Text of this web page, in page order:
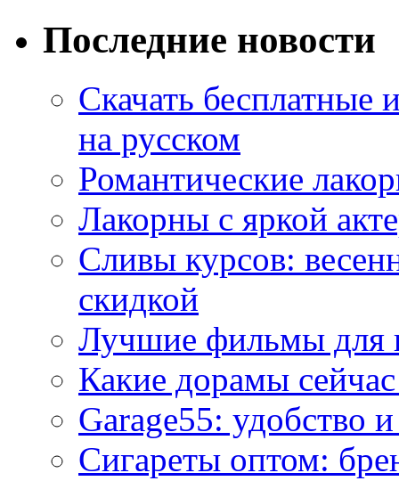
Последние новости
Скачать
на русском
Романтические
Лакорны с яркой
Сливы курсов:
скидкой
Лучшие фильмы для
Какие дорамы
Garage55: удобство
Сигареты оптом: